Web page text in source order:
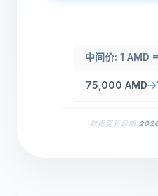
中间价: 1 AMD
75,000 AMD
数据更新日期: